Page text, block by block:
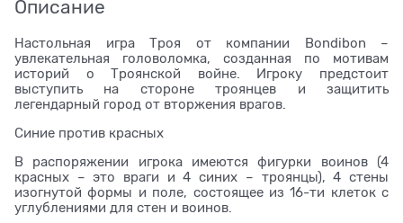
Описание
Настольная игра Троя от компании Bondibon –
увлекательная головоломка, созданная по мотивам
историй о Троянской войне. Игроку предстоит
выступить на стороне троянцев и защитить
легендарный город от вторжения врагов.
Синие против красных
В распоряжении игрока имеются фигурки воинов (4
красных – это враги и 4 синих – троянцы), 4 стены
изогнутой формы и поле, состоящее из 16-ти клеток с
углублениями для стен и воинов.